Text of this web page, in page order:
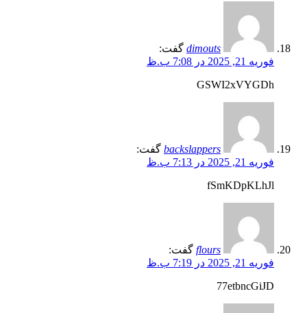
dimouts گفت:
فوریه 21, 2025 در 7:08 ب.ظ
GSWI2xVYGDh
backslappers گفت:
فوریه 21, 2025 در 7:13 ب.ظ
fSmKDpKLhJl
flours گفت:
فوریه 21, 2025 در 7:19 ب.ظ
77etbncGiJD